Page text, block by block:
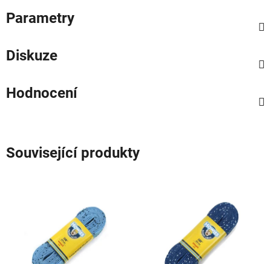
Parametry
Diskuze
Hodnocení
Související produkty